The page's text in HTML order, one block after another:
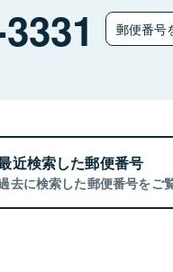
郵便番号
近検索した郵便番号
去に検索した郵便番号をご